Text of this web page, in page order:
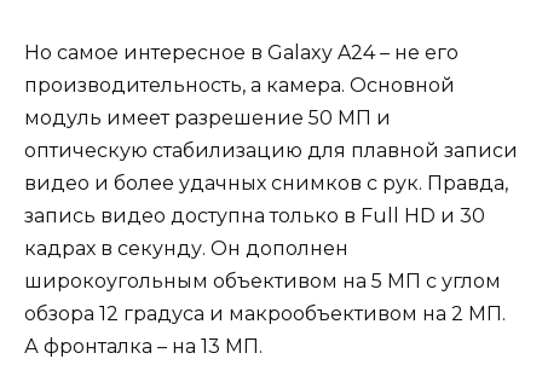
Но самое интересное в Galaxy A24 – не его
производительность, а камера. Основной
модуль имеет разрешение 50 МП и
оптическую стабилизацию для плавной записи
видео и более удачных снимков с рук. Правда,
запись видео доступна только в Full HD и 30
кадрах в секунду. Он дополнен
широкоугольным объективом на 5 МП с углом
обзора 12 градуса и макрообъективом на 2 МП.
А фронталка – на 13 МП.